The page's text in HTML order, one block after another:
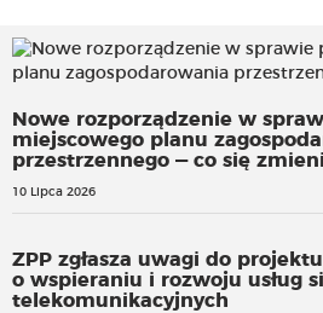
Nowe rozporządzenie w
miejscowego planu
przestrzennego — co się
10 Lipca 2026
ZPP zgłasza uwagi do
o wspieraniu i rozwoju usług
telekomunikacyjnych